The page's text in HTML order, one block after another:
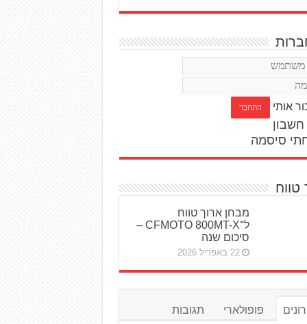
אותי
חשבון
סיסמה
טווח
מבחן ארוך טווח
ל־CFMOTO 800MT-X –
סיכום שנה
22 באפריל 2026
פופולארי תגובות